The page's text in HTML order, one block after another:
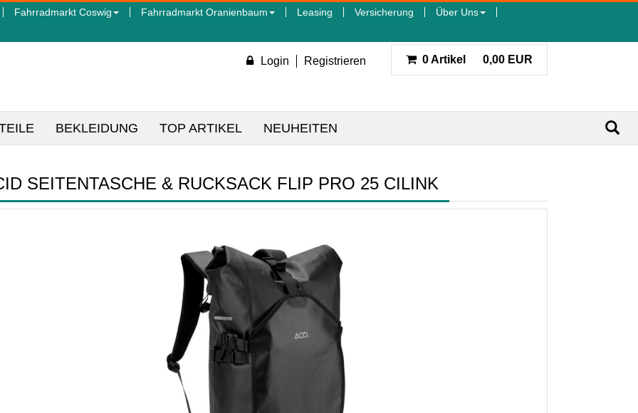
Fahrradmarkt Coswig Fahrradmarkt Oranienbaum Leasing Versicherung
Über Uns
Login Registrieren 0 Artikel 0,00 EUR
BEKLEIDUNG TOP ARTIKEL NEUHEITEN
SEITENTASCHE & RUCKSACK FLIP PRO 25 CILINK